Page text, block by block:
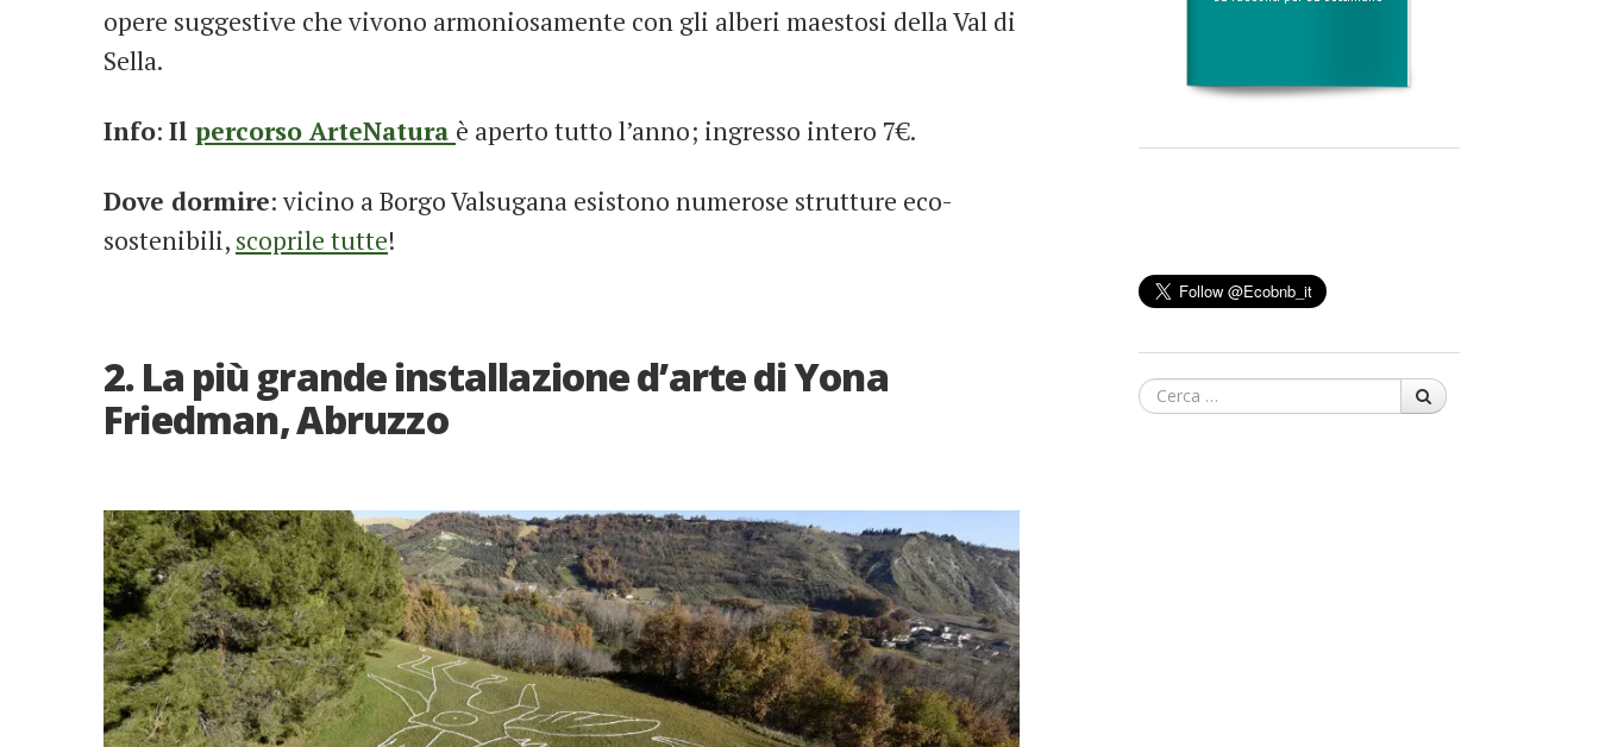
opere suggestive che vivono armoniosamente con gli alberi maestosi della Val di
Sella.
Info: Il percorso ArteNatura è aperto tutto l’anno; ingresso intero 7€.
Dove dormire: vicino a Borgo Valsugana esistono numerose strutture eco-
sostenibili, scoprile tutte!
2. La più grande installazione d’arte di Yona
Friedman, Abruzzo
Cerca